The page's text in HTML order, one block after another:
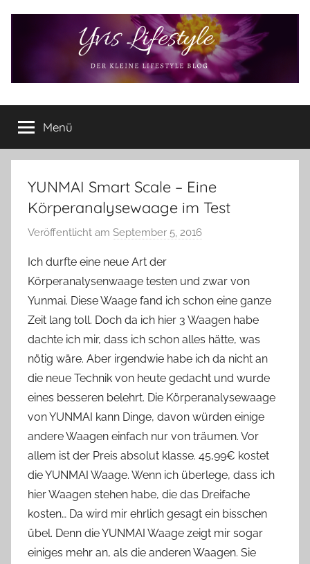
Yvis
Lifestyle
Lifestyle
Blog
–
Lifestyle,
Rezensionen,
Produkttests
und
mehr
Menü
YUNMAI Smart Scale – Eine
Körperanalysewaage im Test
Veröffentlicht am September 5, 2016
Y
v
o
n
n
e
Ich durfte eine neue Art der
Körperanalysenwaage testen und zwar von
Yunmai. Diese Waage fand ich schon eine ganze
Zeit lang toll. Doch da ich hier 3 Waagen habe
dachte ich mir, dass ich schon alles hätte, was
nötig wäre. Aber irgendwie habe ich da nicht an
die neue Technik von heute gedacht und wurde
eines besseren belehrt. Die Körperanalysewaage
von YUNMAI kann Dinge, davon würden einige
andere Waagen einfach nur von träumen. Vor
allem ist der Preis absolut klasse. 45,99€ kostet
die YUNMAI Waage. Wenn ich überlege, dass ich
hier Waagen stehen habe, die das Dreifache
kosten… Da wird mir ehrlich gesagt ein bisschen
übel. Denn die YUNMAI Waage zeigt mir sogar
einiges mehr an, als die anderen Waagen. Sie